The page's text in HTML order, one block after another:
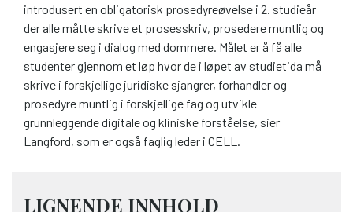
introdusert en obligatorisk prosedyreøvelse i 2. studieår
der alle måtte skrive et prosesskriv, prosedere muntlig og
engasjere seg i dialog med dommere. Målet er å få alle
studenter gjennom et løp hvor de i løpet av studietida må
skrive i forskjellige juridiske sjangrer, forhandler og
prosedyre muntlig i forskjellige fag og utvikle
grunnleggende digitale og kliniske forståelse, sier
Langford, som er også faglig leder i CELL.
LIGNENDE INNHOLD